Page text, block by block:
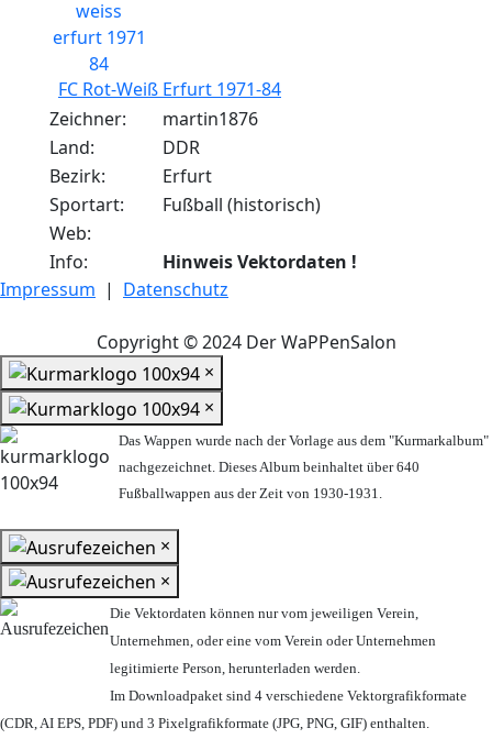
FC Rot-Weiß Erfurt 1971-84
Zeichner:
martin1876
Land:
DDR
Bezirk:
Erfurt
Sportart:
Fußball (historisch)
Web:
Info:
Hinweis Vektordaten !
Impressum | Datenschutz
Copyright © 2024 Der WaPPenSalon
×
×
Das Wappen wurde nach der Vorlage aus dem "Kurmarkalbum"
nachgezeichnet. Dieses Album beinhaltet über 640
Fußballwappen aus der Zeit von 1930-1931.
×
×
Die Vektordaten können nur vom jeweiligen Verein,
Unternehmen, oder eine vom Verein oder Unternehmen
legitimierte Person, herunterladen werden.
Im Downloadpaket sind 4 verschiedene Vektorgrafikformate
(CDR, AI EPS, PDF) und 3 Pixelgrafikformate (JPG, PNG, GIF) enthalten.